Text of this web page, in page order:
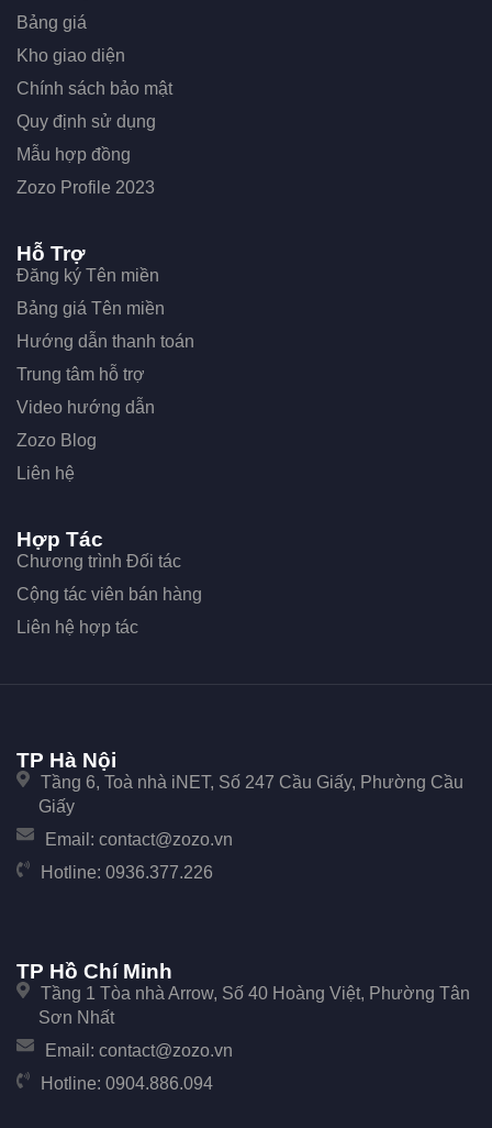
Bảng giá
Kho giao diện
Chính sách bảo mật
Quy định sử dụng
Mẫu hợp đồng
Zozo Profile 2023
Hỗ Trợ
Đăng ký Tên miền
Bảng giá Tên miền
Hướng dẫn thanh toán
Trung tâm hỗ trợ
Video hướng dẫn
Zozo Blog
Liên hệ
Hợp Tác
Chương trình Đối tác
Cộng tác viên bán hàng
Liên hệ hợp tác
TP Hà Nội
Tầng 6, Toà nhà iNET, Số 247 Cầu Giấy, Phường Cầu
Giấy
Email: contact@zozo.vn
Hotline: 0936.377.226
TP Hồ Chí Minh
Tầng 1 Tòa nhà Arrow, Số 40 Hoàng Việt, Phường Tân
Sơn Nhất
Email: contact@zozo.vn
Hotline: 0904.886.094